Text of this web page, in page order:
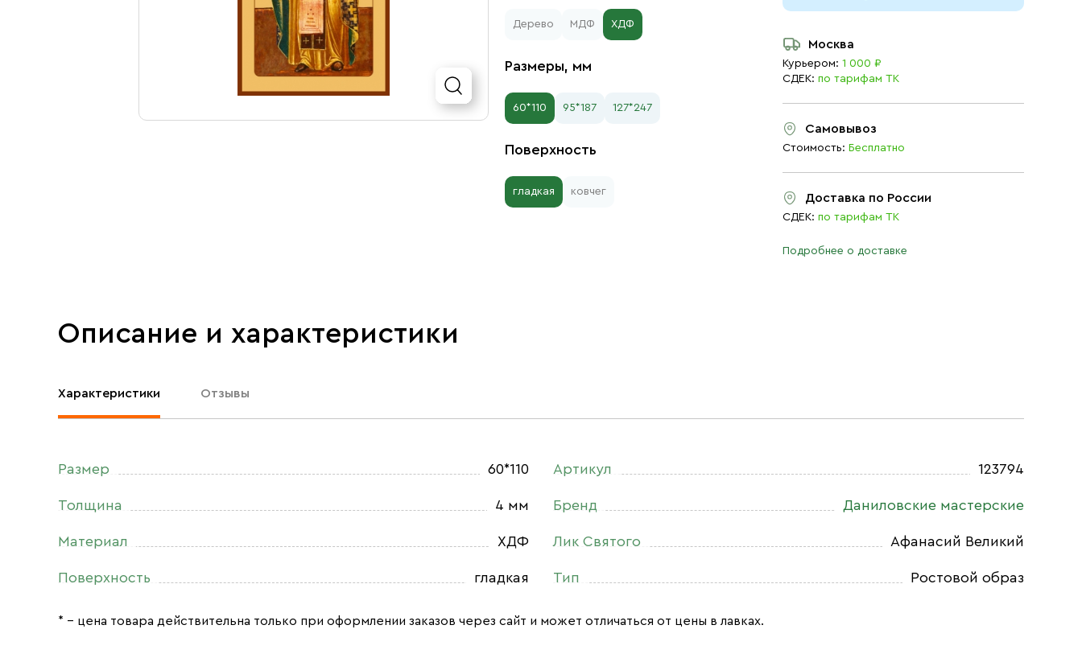
Дерево МДФ ХДФ
Размеры, мм
60*110 95*187 127*247
Поверхность
гладкая ковчег
Москва
Курьером: 1 000 ₽
СДЕК: по тарифам ТК
Самовывоз
Стоимость: Бесплатно
Доставка по России
СДЕК: по тарифам ТК
Подробнее о доставке
Описание и характеристики
Характеристики Отзывы
Размер 60*110
Толщина 4 мм
Материал ХДФ
Поверхность гладкая
Артикул 123794
Бренд Даниловские мастерские
Лик Святого Афанасий Великий
Тип Ростовой образ
* – цена товара действительна только при оформлении заказов через сайт и может отличаться от цены в лавках.